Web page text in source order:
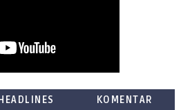
HEADLINES KOMENTAR